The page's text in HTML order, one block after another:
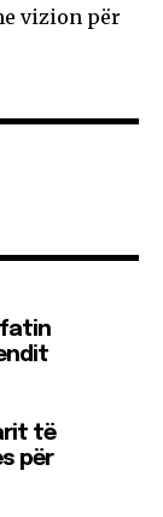
vizion për
të
për